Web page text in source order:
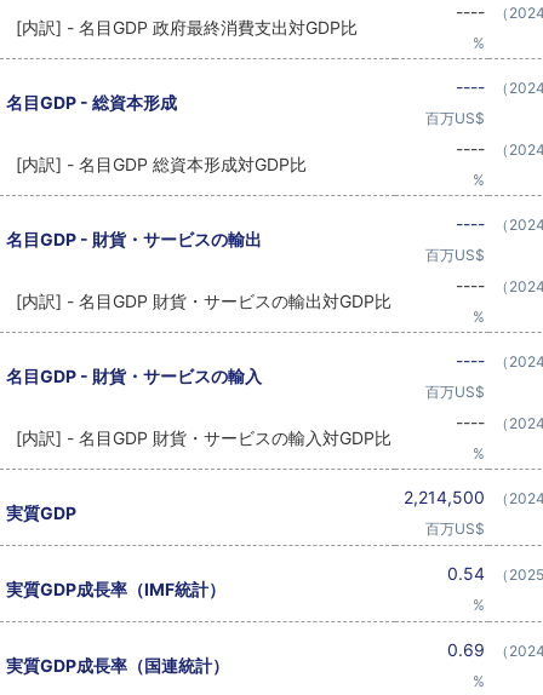
[内訳] - 名目GDP 政府最終消費支出対GDP比
----
%
（
名目GDP - 総資本形成
----
百万US$
（
[内訳] - 名目GDP 総資本形成対GDP比
----
%
（
名目GDP - 財貨・サービスの輸出
----
百万US$
（
[内訳] - 名目GDP 財貨・サービスの輸出対GDP比
----
%
（
名目GDP - 財貨・サービスの輸入
----
百万US$
（
[内訳] - 名目GDP 財貨・サービスの輸入対GDP比
----
%
（
実質GDP
2,214,500
百万US$
（
実質GDP成長率（IMF統計）
0.54
%
（
実質GDP成長率（国連統計）
0.69
%
（